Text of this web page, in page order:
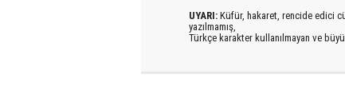
UYARI: Küfür, hakaret, rencide edici
yazılmamış,
Türkçe karakter kullanılmayan ve